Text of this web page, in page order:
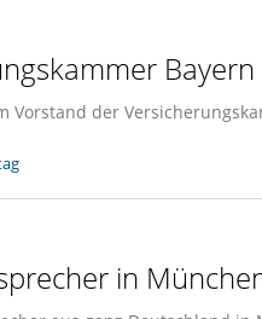
Bayern
Vorstand der
in